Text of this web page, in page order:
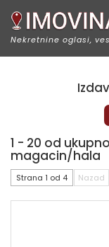
Nekretnine oglasi,
1 - 20 od
magacin/hala
Strana 1 od 4 Nazad